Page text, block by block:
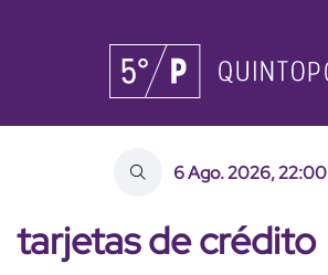
6 Ago. 2026, 22:00
tarjetas de crédito